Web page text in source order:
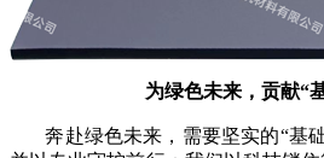
为绿色未来，贡献“
奔赴绿色未来，需要坚实的“基础